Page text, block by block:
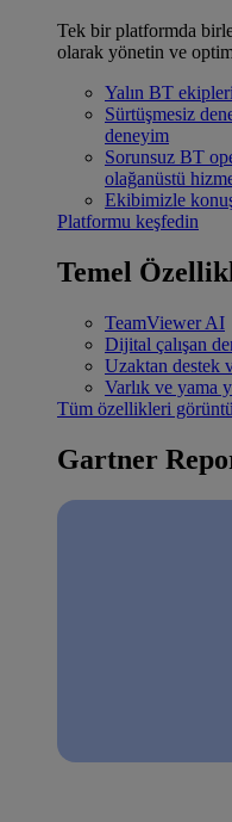
Tek bir platformda
olarak yönetin ve
Yalın BT
Sürtüşmesiz
deneyim
Sorunsuz BT
olağanüstü
Ekibimizle
Platformu keşfedin
Temel
TeamViewer AI
Dijital çalışan
Uzaktan destek
Varlık ve yama
Tüm özellikleri
Gartner